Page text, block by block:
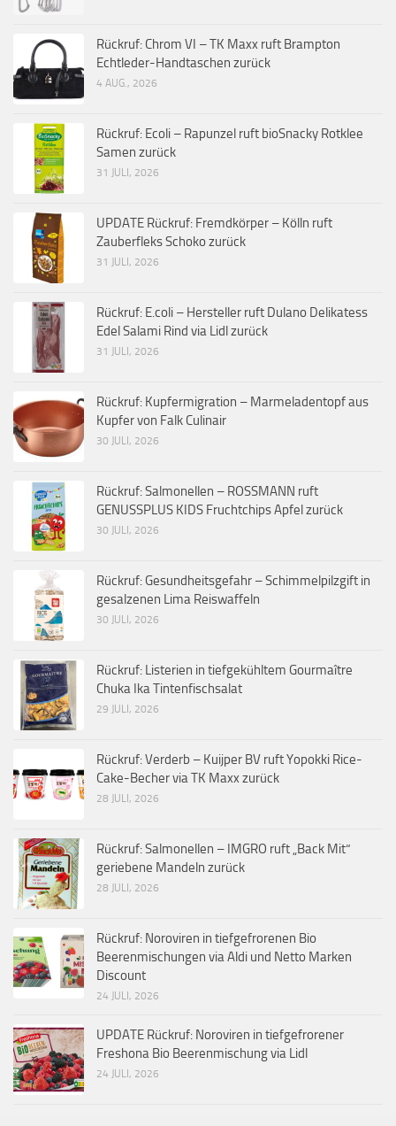
Rückruf: Chrom VI – TK Maxx ruft Brampton
Echtleder-Handtaschen zurück
4 AUG., 2026
Rückruf: Ecoli – Rapunzel ruft bioSnacky Rotklee
Samen zurück
31 JULI, 2026
UPDATE Rückruf: Fremdkörper – Kölln ruft
Zauberfleks Schoko zurück
31 JULI, 2026
Rückruf: E.coli – Hersteller ruft Dulano Delikatess
Edel Salami Rind via Lidl zurück
31 JULI, 2026
Rückruf: Kupfermigration – Marmeladentopf aus
Kupfer von Falk Culinair
30 JULI, 2026
Rückruf: Salmonellen – ROSSMANN ruft
GENUSSPLUS KIDS Fruchtchips Apfel zurück
30 JULI, 2026
Rückruf: Gesundheitsgefahr – Schimmelpilzgift in
gesalzenen Lima Reiswaffeln
30 JULI, 2026
Rückruf: Listerien in tiefgekühltem Gourmaître
Chuka Ika Tintenfischsalat
29 JULI, 2026
Rückruf: Verderb – Kuijper BV ruft Yopokki Rice-
Cake-Becher via TK Maxx zurück
28 JULI, 2026
Rückruf: Salmonellen – IMGRO ruft „Back Mit“
geriebene Mandeln zurück
28 JULI, 2026
Rückruf: Noroviren in tiefgefrorenen Bio
Beerenmischungen via Aldi und Netto Marken
Discount
24 JULI, 2026
UPDATE Rückruf: Noroviren in tiefgefrorener
Freshona Bio Beerenmischung via Lidl
24 JULI, 2026